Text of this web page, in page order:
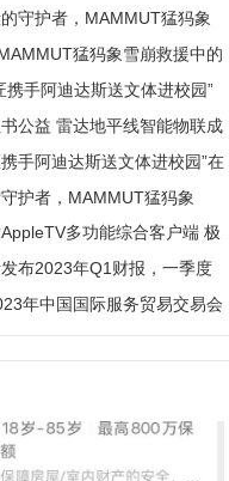
伙人
守护者，MAMMUT猛犸象
猛犸象雪崩救援中的
携手阿迪达斯送文体进校园”
公益 雷达地平线智能物联成
手阿迪达斯送文体进校园”在
护者，MAMMUT猛犸象
多功能综合客户端 极
布2023年Q1财报，一季度
年中国国际服务贸易交易会